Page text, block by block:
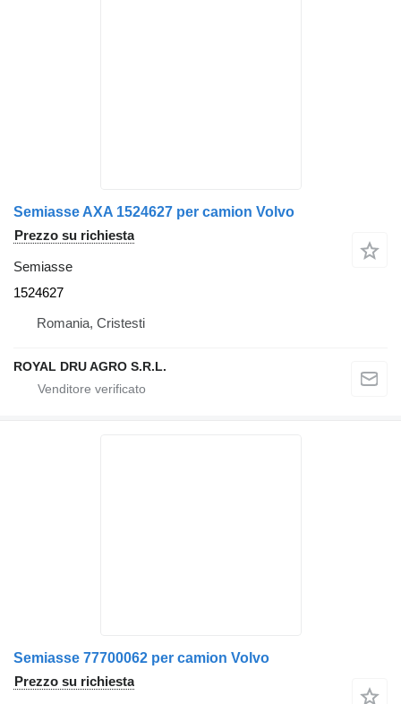
Semiasse AXA 1524627 per camion Volvo
Prezzo su richiesta
Semiasse
1524627
Romania, Cristesti
ROYAL DRU AGRO S.R.L.
Semiasse 77700062 per camion Volvo
Prezzo su richiesta